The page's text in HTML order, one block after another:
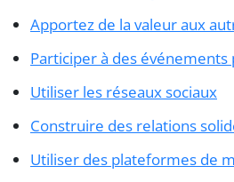
Apportez de la valeur aux
Participer à des
Utiliser les réseaux sociaux
Construire des relations
Utiliser des plateformes de